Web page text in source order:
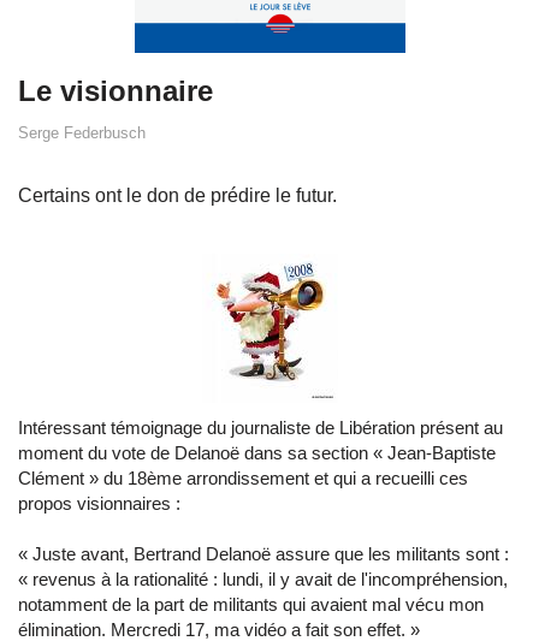
Le visionnaire
Serge Federbusch
Certains ont le don de prédire le futur.
Intéressant témoignage du journaliste de Libération présent au
moment du vote de Delanoë dans sa section « Jean-Baptiste
Clément » du 18ème arrondissement et qui a recueilli ces
propos visionnaires :
« Juste avant, Bertrand Delanoë assure que les militants sont :
« revenus à la rationalité : lundi, il y avait de l'incompréhension,
notamment de la part de militants qui avaient mal vécu mon
élimination. Mercredi 17, ma vidéo a fait son effet. »